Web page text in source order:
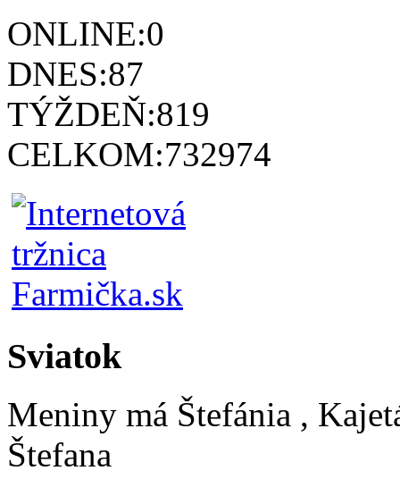
ONLINE:0
DNES:87
TÝŽDEŇ:819
CELKOM:732974
Sviatok
Meniny má Štefánia ,
Štefana